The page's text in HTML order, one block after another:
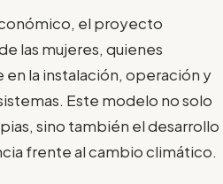
el proyecto
las mujeres, quienes
la instalación, operación y
Este modelo no solo
sino también el desarrollo
frente al cambio climático.